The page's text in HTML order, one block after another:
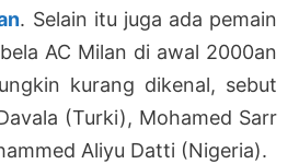
. Selain itu juga ada pemain
AC Milan di awal 2000an
kurang dikenal, sebut
(Turki), Mohamed Sarr
Aliyu Datti (Nigeria).